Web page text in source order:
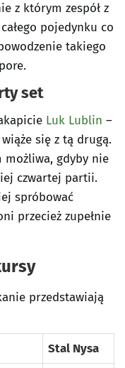
z którym zespół z
pojedynku co
takiego
set
Luk Lublin –
się z tą drugą.
możliwa, gdyby nie
czwartej partii.
spróbować
przecież zupełnie
przedstawiają
Stal Nysa